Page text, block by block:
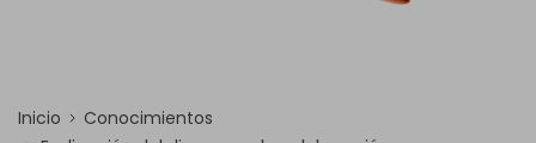
Inicio
Conocimientos